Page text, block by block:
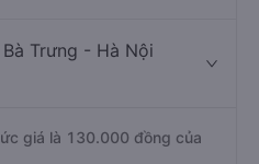
Trưng - Hà Nội
giá là 130.000 đồng của